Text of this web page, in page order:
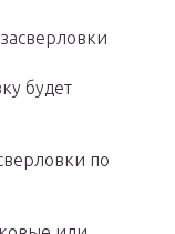
будет
по